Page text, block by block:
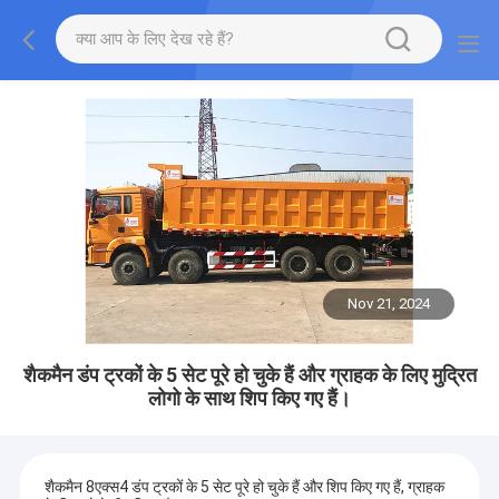
Nov 21, 2024
शैकमैन डंप ट्रकों के 5 सेट पूरे हो चुके हैं और ग्राहक के लिए मुद्रित
लोगो के साथ शिप किए गए हैं।
शैकमैन 8एक्स4 डंप ट्रकों के 5 सेट पूरे हो चुके हैं और शिप किए गए हैं, ग्राहक